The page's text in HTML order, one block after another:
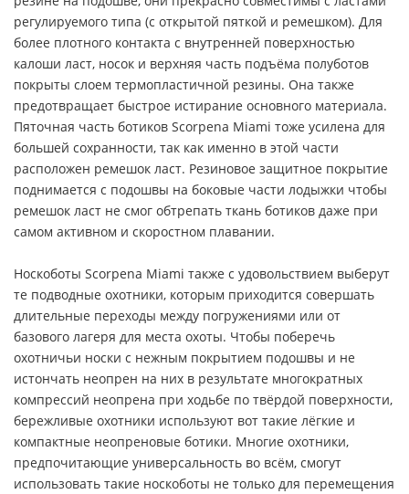
регулируемого типа (с открытой пяткой и ремешком). Для
более плотного контакта с внутренней поверхностью
калоши ласт, носок и верхняя часть подъёма полуботов
покрыты слоем термопластичной резины. Она также
предотвращает быстрое истирание основного материала.
Пяточная часть ботиков Scorpena Miami тоже усилена для
большей сохранности, так как именно в этой части
расположен ремешок ласт. Резиновое защитное покрытие
поднимается с подошвы на боковые части лодыжки чтобы
ремешок ласт не смог обтрепать ткань ботиков даже при
самом активном и скоростном плавании.
Носкоботы Scorpena Miami также с удовольствием выберут
те подводные охотники, которым приходится совершать
длительные переходы между погружениями или от
базового лагеря для места охоты. Чтобы поберечь
охотничьи носки с нежным покрытием подошвы и не
истончать неопрен на них в результате многократных
компрессий неопрена при ходьбе по твёрдой поверхности,
бережливые охотники используют вот такие лёгкие и
компактные неопреновые ботики. Многие охотники,
предпочитающие универсальность во всём, смогут
использовать такие носкоботы не только для перемещения